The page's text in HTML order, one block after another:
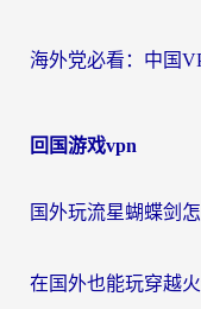
回国游戏vpn